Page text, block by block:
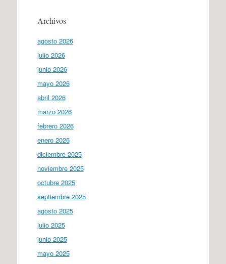
Archivos
agosto 2026
julio 2026
junio 2026
mayo 2026
abril 2026
marzo 2026
febrero 2026
enero 2026
diciembre 2025
noviembre 2025
octubre 2025
septiembre 2025
agosto 2025
julio 2025
junio 2025
mayo 2025